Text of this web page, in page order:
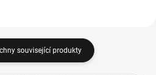
související produkty